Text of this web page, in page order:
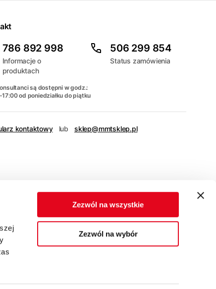
Zezwól na wszystkie
Zezwól na wybór
786 892 998
Informacje o
produktach
506 299 854
Status zamówienia
są dostępni w godz.:
od poniedziałku do piątku
kontaktowy lub sklep@mmtsklep.pl